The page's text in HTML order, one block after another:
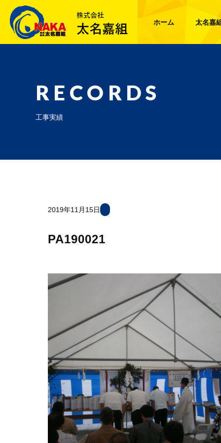
ホーム 太名嘉
RECORDS
工事実績
2019年11月15日
PA190021